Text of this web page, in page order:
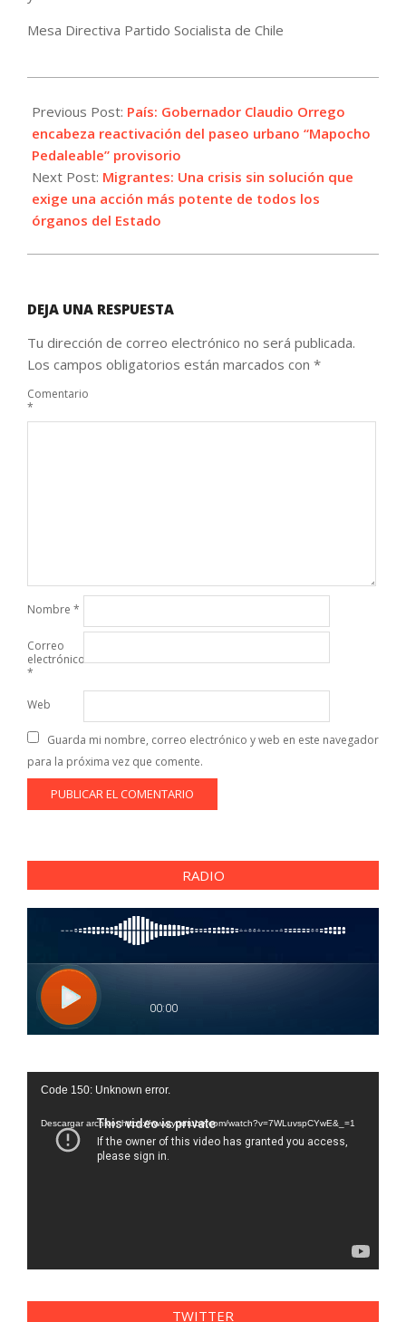
Mesa Directiva Partido Socialista de Chile
09-
26
Previous Post: País: Gobernador Claudio Orrego
encabeza reactivación del paseo urbano “Mapocho
Pedaleable” provisorio
Next Post: Migrantes: Una crisis sin solución que
exige una acción más potente de todos los
órganos del Estado
DEJA UNA RESPUESTA
Tu dirección de correo electrónico no será publicada.
Los campos obligatorios están marcados con *
Comentario
*
Nombre *
Correo
electrónico
*
Web
Guarda mi nombre, correo electrónico y web en este navegador
para la próxima vez que comente.
RADIO
Reproductor
vídeo
Code 150: Unknown error.
Descargar archivo: https://www.youtube.com/watch?v=7WLuvspCYwE&_=1
TWITTER